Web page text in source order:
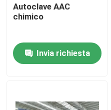
Prodotti
Autoclave AAC
chimico
Invia richiesta